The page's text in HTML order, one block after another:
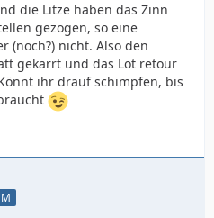
die Litze haben das Zinn
gezogen, so eine
(noch?) nicht. Also den
gekarrt und das Lot retour
ihr drauf schimpfen, bis